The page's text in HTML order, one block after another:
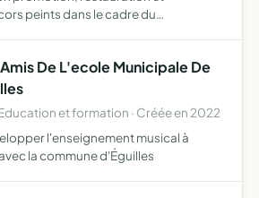
peints dans le cadre du
De L'ecole Municipale De
Education et formation · Créée en 2022
l'enseignement musical à
la commune d'Éguilles